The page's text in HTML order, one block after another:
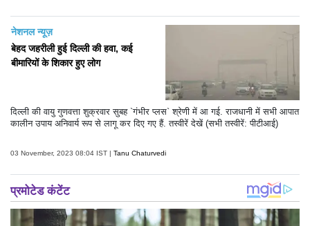
नेशनल न्यूज़
बेहद जहरीली हुई दिल्ली की हवा, कई
बीमारियों के शिकार हुए लोग
दिल्ली की वायु गुणवत्ता शुक्रवार सुबह `गंभीर प्लस` श्रेणी में आ गई. राजधानी में सभी आपात
कालीन उपाय अनिवार्य रूप से लागू कर दिए गए हैं. तस्वीरें देखें (सभी तस्वीरें: पीटीआई)
03 November, 2023 08:04 IST | Tanu Chaturvedi